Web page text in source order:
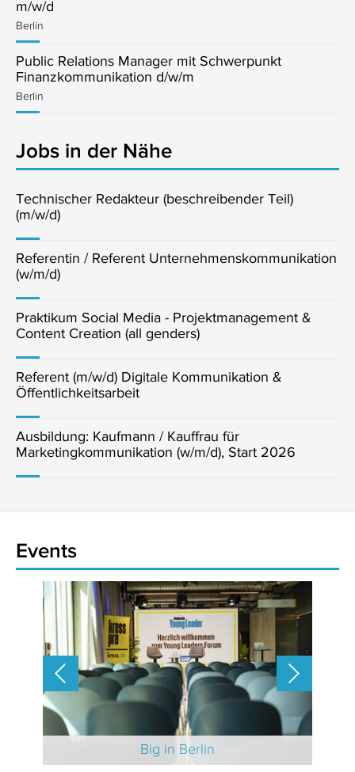
m/w/d
Berlin
Public Relations Manager mit Schwerpunkt
Finanzkommunikation d/w/m
Berlin
Jobs in der Nähe
Technischer Redakteur (beschreibender Teil)
(m/w/d)
Referentin / Referent Unternehmenskommunikation
(w/m/d)
Praktikum Social Media - Projektmanagement &
Content Creation (all genders)
Referent (m/w/d) Digitale Kommunikation &
Öffentlichkeitsarbeit
Ausbildung: Kaufmann / Kauffrau für
Marketingkommunikation (w/m/d), Start 2026
Events
Big in Berlin